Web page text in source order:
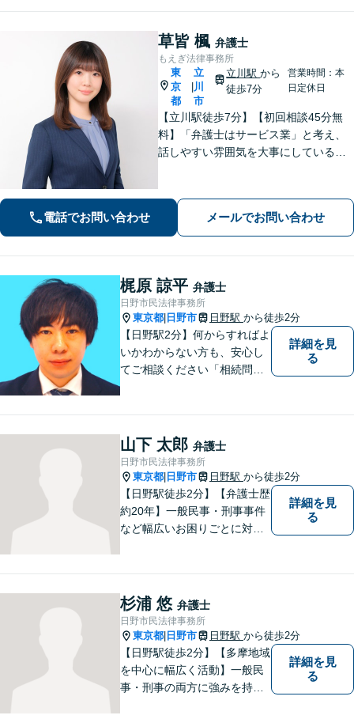
草皆 楓 弁護士
もえぎ法律事務所
東
京
都
立
川
市
立川駅から
徒歩7分
営業時間：本
日定休日
【立川駅徒歩7分】【初回相談45分無
料】「弁護士はサービス業」と考え、
話しやすい雰囲気を大事にしている事
を心がけています【離婚・男女問題／
相続・遺言／交通事故】
電話でお問い合わせ メールでお問い合わせ
梶原 諒平 弁護士
日野市民法律事務所
東京都 日野市 日野駅 から徒歩2分
【日野駅2分】何からすればよ
いかわからない方も、安心し
てご相談ください「相続問
ト：誹謗中傷の削除、発信者
情報開示請求、名誉毀損によ
る損害賠償、企業や飲食店の
風評被害対策など」
詳細を見
る
山下 太郎 弁護士
日野市民法律事務所
東京都 日野市 日野駅 から徒歩2分
【日野駅徒歩2分】【弁護士歴
約20年】一般民事・刑事事件
など幅広いお困りごとに対応
とつの問題に真剣に向き合
い、最善の解決を目指しま
す。
詳細を見
る
杉浦 悠 弁護士
日野市民法律事務所
東京都 日野市 日野駅 から徒歩2分
【日野駅徒歩2分】【多摩地域
を中心に幅広く活動】一般民
事・刑事の両方に強みを持つ
詳細を見
る